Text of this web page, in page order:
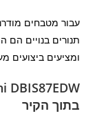
עבור מטבחים
תנורים בנויים
ומציעים ביצועים
בתוך הקיר